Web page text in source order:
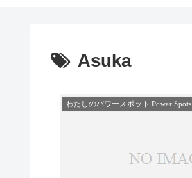
Asuka
わたしのパワースポット Power Spots